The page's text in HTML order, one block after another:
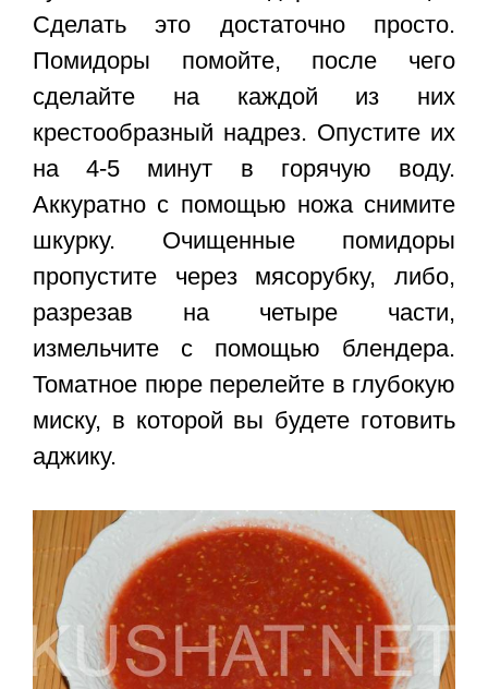
Сделать это достаточно просто.
Помидоры помойте, после чего
сделайте на каждой из них
крестообразный надрез. Опустите их
на 4-5 минут в горячую воду.
Аккуратно с помощью ножа снимите
шкурку. Очищенные помидоры
пропустите через мясорубку, либо,
разрезав на четыре части,
измельчите с помощью блендера.
Томатное пюре перелейте в глубокую
миску, в которой вы будете готовить
аджику.